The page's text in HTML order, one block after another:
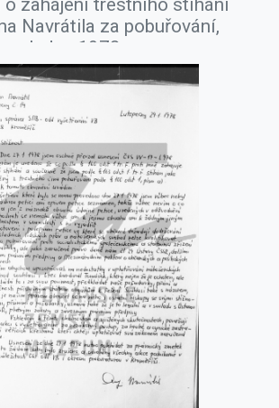
o zahájení trestního stíhání
Navrátila za pobuřování,
leden 1978.